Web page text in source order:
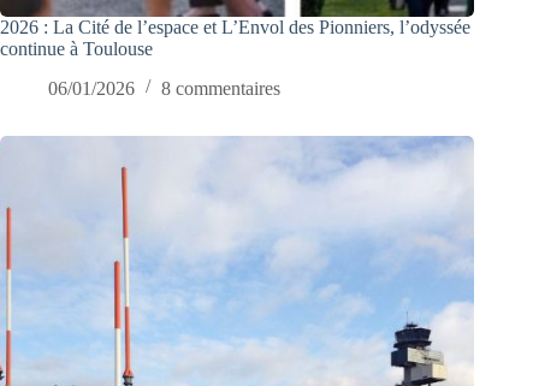
2026 : La Cité de l’espace et L’Envol des Pionniers, l’odyssée
continue à Toulouse
06/01/2026
8 commentaires